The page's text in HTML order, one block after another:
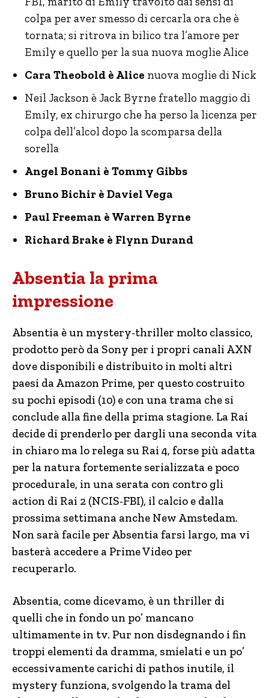
colpa per aver smesso di cercarla ora che è
tornata; si ritrova in bilico tra l’amore per
Emily e quello per la sua nuova moglie Alice
Cara Theobold è Alice nuova moglie di Nick
Neil Jackson è Jack Byrne fratello maggio di
Emily, ex chirurgo che ha perso la licenza per
colpa dell’alcol dopo la scomparsa della
sorella
Angel Bonani è Tommy Gibbs
Bruno Bichir è Daviel Vega
Paul Freeman è Warren Byrne
Richard Brake è Flynn Durand
Absentia la prima
impressione
Absentia è un mystery-thriller molto classico,
prodotto però da Sony per i propri canali AXN
dove disponibili e distribuito in molti altri
paesi da Amazon Prime, per questo costruito
su pochi episodi (10) e con una trama che si
conclude alla fine della prima stagione. La Rai
decide di prenderlo per dargli una seconda vita
in chiaro ma lo relega su Rai 4, forse più adatta
per la natura fortemente serializzata e poco
procedurale, in una serata con contro gli
action di Rai 2 (NCIS-FBI), il calcio e dalla
prossima settimana anche New Amstedam.
Non sarà facile per Absentia farsi largo, ma vi
basterà accedere a Prime Video per
recuperarlo.
Absentia, come dicevamo, è un thriller di
quelli che in fondo un po’ mancano
ultimamente in tv. Pur non disdegnando i fin
troppi elementi da dramma, smielati e un po’
eccessivamente carichi di pathos inutile, il
mystery funziona, svolgendo la trama del